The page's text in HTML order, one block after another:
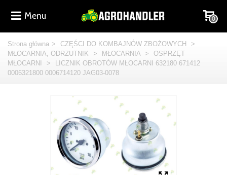
Menu 0
Strona główna > CZĘŚCI DO KOMBAJNÓW ZBOŻOWYCH
>
MŁOCARNIA, ODRZUTNIK
> MŁOCARNIA >
OSPRZĘT
MŁOCARNI
>
LICZNIK OBROTÓW MŁOCARNI 632180 671412
0006321800 0006714120 JAG03-0078